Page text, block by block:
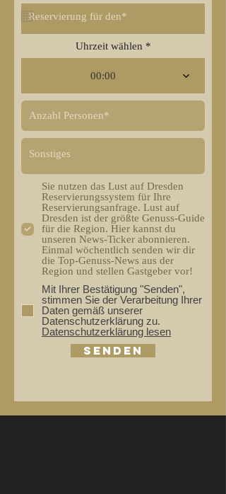
Uhrzeit wählen
00:00
Sie nutzen das Lust auf Dresden
Reservierungssystem für Ihre
Reservierungsanfrage. Lust auf
Dresden ist der größte Genuss-Guide
für die Region. Hier kannst du
unseren News-Ticker abonnieren.
Einmal wöchentlich senden wir dir
die Top-Genuss-News aus der
Region und stellen Gastgeber vor!
Mit Ihrer Bestätigung "Senden",
stimmen Sie der Verarbeitung Ihrer
Daten gemäß unserer
Datenschutzerklärung zu.
Datenschutzerklärung lesen
Senden